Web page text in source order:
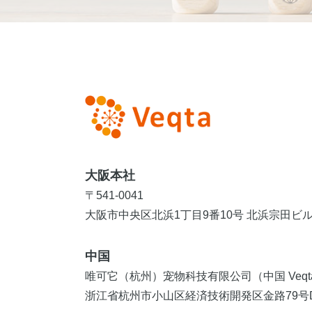
大阪本社
〒541-0041
大阪市中央区北浜1丁目9番10号 北浜宗田ビ
中国
唯可它（杭州）宠物科技有限公司（中国
浙江省杭州市小山区経済技術開発区金路79